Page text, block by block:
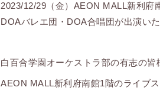
2023/12/29 （金） AEON MALL新利府
DOAバレエ団・ DOA合唱団が出演いた
白百合学園オーケストラ部の有志の皆
AEON MALL新利府南館1階のライブ